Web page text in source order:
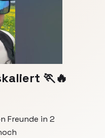
🏃🔥
Freunde in 2